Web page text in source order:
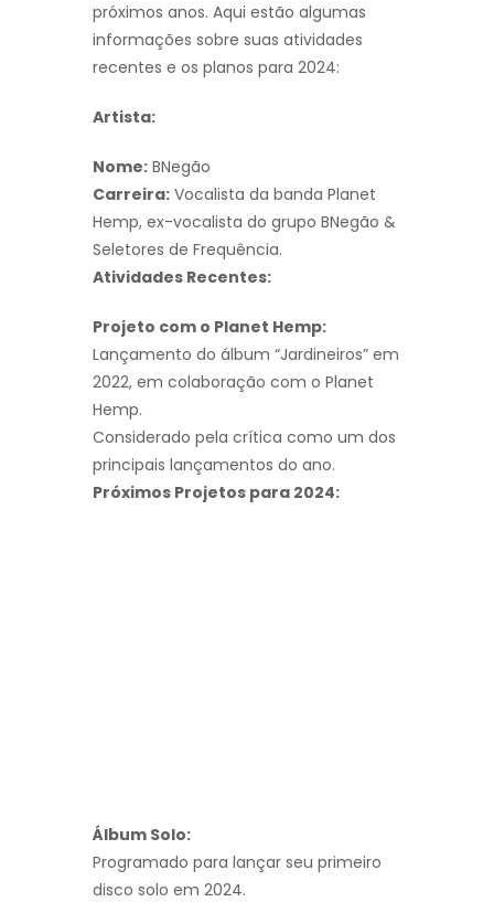
próximos anos. Aqui estão algumas
informações sobre suas atividades
recentes e os planos para 2024:
Artista:
Nome: BNegão
Carreira: Vocalista da banda Planet
Hemp, ex-vocalista do grupo BNegão &
Seletores de Frequência.
Atividades Recentes:
Projeto com o Planet Hemp:
Lançamento do álbum “Jardineiros” em
2022, em colaboração com o Planet
Hemp.
Considerado pela crítica como um dos
principais lançamentos do ano.
Próximos Projetos para 2024:
Álbum Solo:
Programado para lançar seu primeiro
disco solo em 2024.